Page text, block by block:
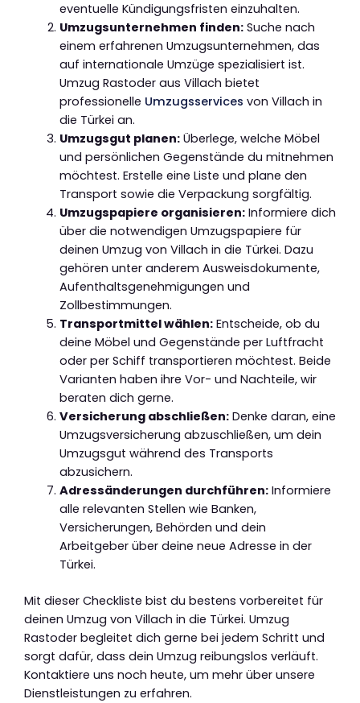
eventuelle Kündigungsfristen einzuhalten.
Umzugsunternehmen finden:Suche nach
einem erfahrenen Umzugsunternehmen, das
auf internationale Umzüge spezialisiert ist.
Umzug Rastoder aus Villach bietet
professionelle Umzugsservices von Villach in
die Türkei an.
Umzugsgut planen:Überlege, welche Möbel
und persönlichen Gegenstände du mitnehmen
möchtest. Erstelle eine Liste und plane den
Transport sowie die Verpackung sorgfältig.
Umzugspapiere organisieren:Informiere dich
über die notwendigen Umzugspapiere für
deinen Umzug von Villach in die Türkei. Dazu
gehören unter anderem Ausweisdokumente,
Aufenthaltsgenehmigungen und
Zollbestimmungen.
Transportmittel wählen:Entscheide, ob du
deine Möbel und Gegenstände per Luftfracht
oder per Schiff transportieren möchtest. Beide
Varianten haben ihre Vor- und Nachteile, wir
beraten dich gerne.
Versicherung abschließen:Denke daran, eine
Umzugsversicherung abzuschließen, um dein
Umzugsgut während des Transports
abzusichern.
Adressänderungen durchführen:Informiere
alle relevanten Stellen wie Banken,
Versicherungen, Behörden und dein
Arbeitgeber über deine neue Adresse in der
Türkei.
Mit dieser Checkliste bist du bestens vorbereitet für
deinen Umzug von Villach in die Türkei. Umzug
Rastoder begleitet dich gerne bei jedem Schritt und
sorgt dafür, dass dein Umzug reibungslos verläuft.
Kontaktiere uns noch heute, um mehr über unsere
Dienstleistungen zu erfahren.